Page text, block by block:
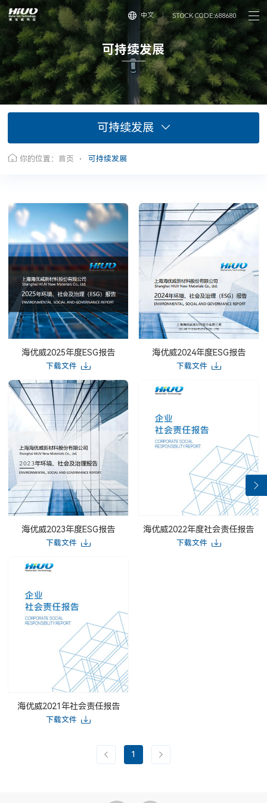
中文 STOCK CODE:688680
可持续发展
可持续发展
你的位置：首页 可持续发展
海优威2025年度ESG报告
下载文件
海优威2024年度ESG报告
下载文件
海优威2023年度ESG报告
下载文件
海优威2022年度社会责任报告
下载文件
海优威2021年社会责任报告
下载文件
1